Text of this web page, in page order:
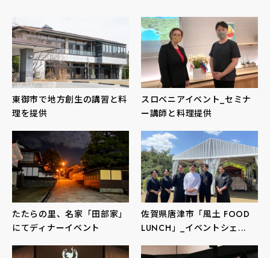
東御市で地方創生の講習と料
理を提供
スロベニアイベント_セミナ
ー講師と料理提供
たたらの里、名家「田部家」
にてディナーイベント
佐賀県唐津市「風土 FOOD
LUNCH」_イベントシェ...